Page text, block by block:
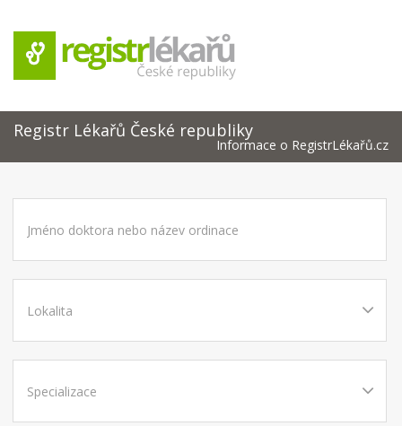
Registr Lékařů České republiky
Informace o RegistrLékařů.cz